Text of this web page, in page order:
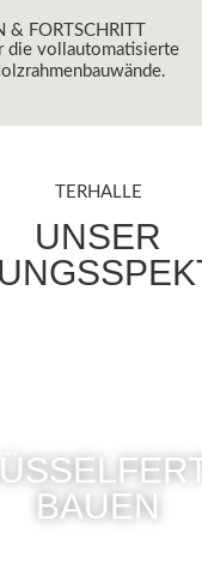
& FORTSCHRITT
die vollautomatisierte
TERHALLE
UNSER
BAUEN​